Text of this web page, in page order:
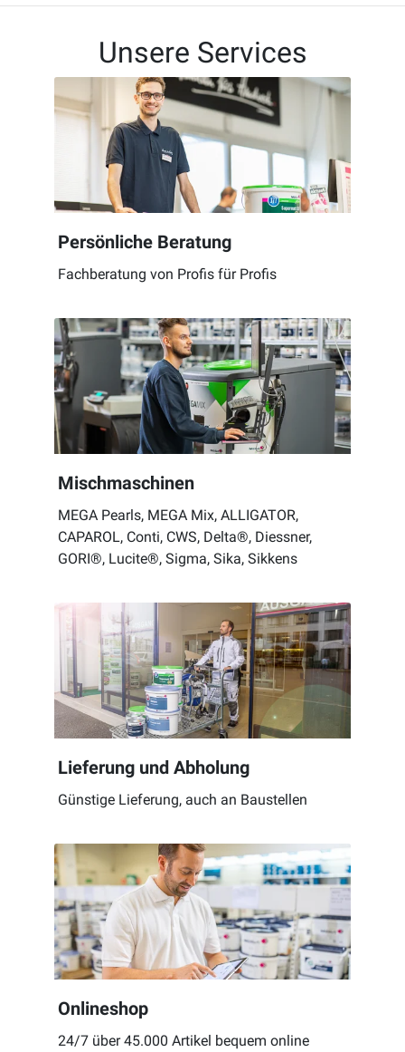
Unsere Services
Persönliche Beratung
Fachberatung von Profis für Profis
Mischmaschinen
MEGA Pearls, MEGA Mix, ALLIGATOR,
CAPAROL, Conti, CWS, Delta®, Diessner,
GORI®, Lucite®, Sigma, Sika, Sikkens
Lieferung und Abholung
Günstige Lieferung, auch an Baustellen
Onlineshop
24/7 über 45.000 Artikel bequem online